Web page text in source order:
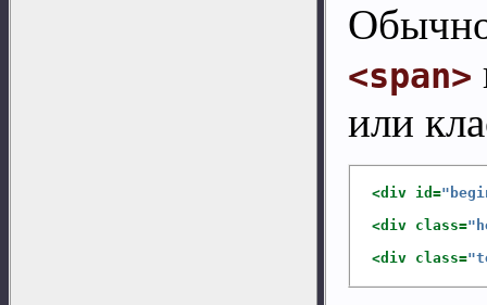
<span>
или
<div id=
<div class=
<div class=